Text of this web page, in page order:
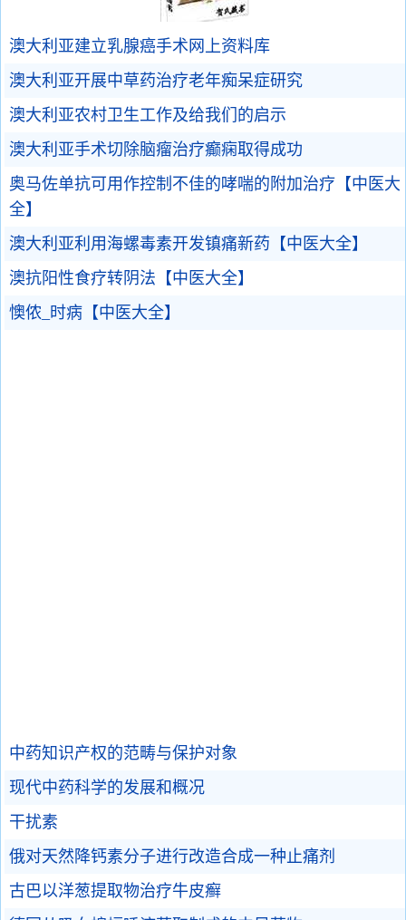
澳大利亚建立乳腺癌手术网上资料库
澳大利亚开展中草药治疗老年痴呆症研究
澳大利亚农村卫生工作及给我们的启示
澳大利亚手术切除脑瘤治疗癫痫取得成功
奥马佐单抗可用作控制不佳的哮喘的附加治疗【中医大
全】
澳大利亚利用海螺毒素开发镇痛新药【中医大全】
澳抗阳性食疗转阴法【中医大全】
懊侬_时病【中医大全】
中药知识产权的范畴与保护对象
现代中药科学的发展和概况
干扰素
俄对天然降钙素分子进行改造合成一种止痛剂
古巴以洋葱提取物治疗牛皮癣